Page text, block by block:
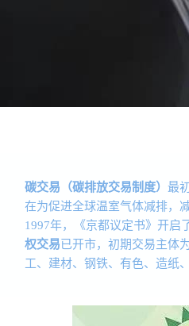
碳交易（碳排放交易制度） 最
在为促进全球温室气体减排，
1997年，《京都议定书》开启
权交易已开市，初期交易主体
工、建材、钢铁、有色、造纸